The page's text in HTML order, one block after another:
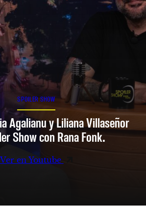
SPOILER SHOW
Agalianu y Liliana Villaseñor
Show con Rana Fonk.
Ver en Youtube